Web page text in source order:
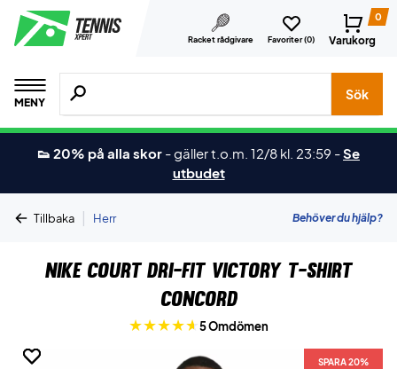
Racket rådgivare Favoriter (0)
0
Varukorg
MENY
Sök efter produkter, märken osv.
Sök
👟 20% på alla skor -gäller t.o.m. 12/8 kl. 23:59 -Se
utbudet
Tillbaka | Herr Behöver du hjälp?
Nike Court Dri-Fit Victory T-shirt
Concord
5 Omdömen
SPARA 20%
SPARA 20%
SPARA 20%